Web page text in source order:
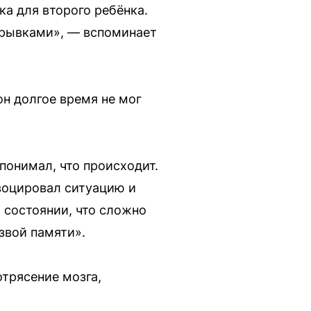
для второго ребёнка.
— вспоминает
долгое время не мог
что происходит.
ситуацию и
что сложно
памяти».
мозга,